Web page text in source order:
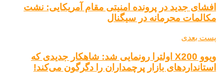
افشای جدید در پرونده امنیتی مقام آمریکایی: نشت
مکالمات محرمانه در سیگنال
پست بعدی
ویوو X200 اولترا رونمایی شد: شاهکار جدیدی که
استانداردهای بازار پرچمداران را دگرگون می‌کند!